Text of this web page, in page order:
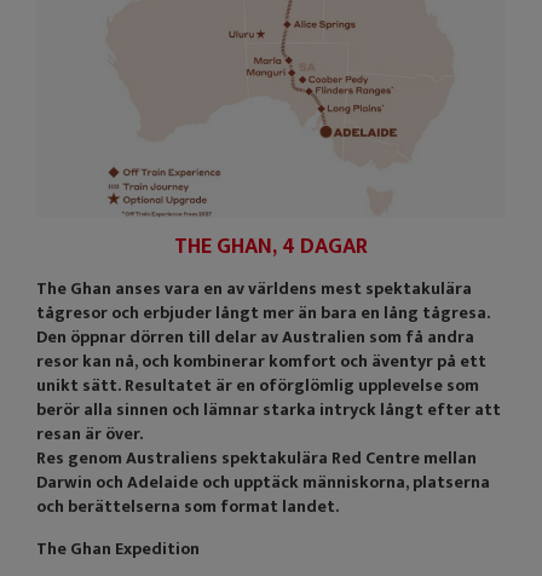
THE GHAN, 4 DAGAR
The Ghan anses vara en av världens mest spektakulära
tågresor och erbjuder långt mer än bara en lång tågresa.
Den öppnar dörren till delar av Australien som få andra
resor kan nå, och kombinerar komfort och äventyr på ett
unikt sätt. Resultatet är en oförglömlig upplevelse som
berör alla sinnen och lämnar starka intryck långt efter att
resan är över.
Res genom Australiens spektakulära Red Centre mellan
Darwin och Adelaide och upptäck människorna, platserna
och berättelserna som format landet.
The Ghan Expedition